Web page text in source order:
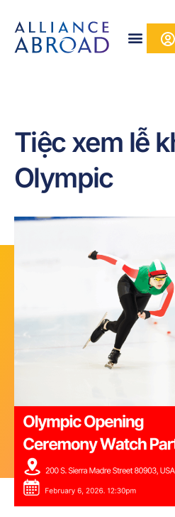
nội
dung
qua
Tiệc xem lễ
Olympic